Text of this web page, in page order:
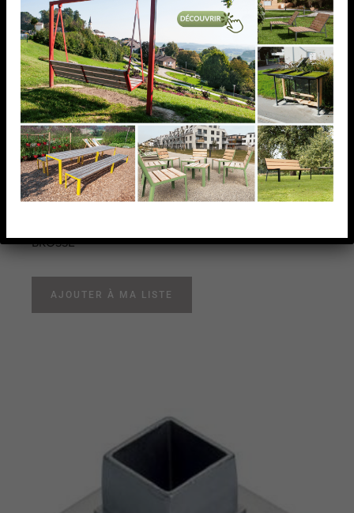
PLATINE SOL/MUR POUR
50X50X2MM,AISI316
BROSSE
BROSSE
AJOUTER À MA LISTE